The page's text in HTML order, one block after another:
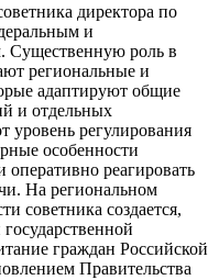
директора по
и
Существенную роль в
региональные и
адаптируют общие
и отдельных
уровень регулирования
особенности
реагировать
На региональном
советника создается,
граждан Российской
Правительства